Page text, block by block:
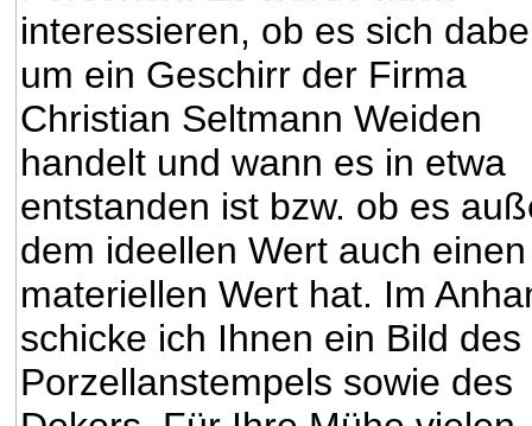
interessieren, ob es sich
um ein Geschirr der Firma
Christian Seltmann Weiden
handelt und wann es in etwa
entstanden ist bzw. ob es
dem ideellen Wert auch einen
materiellen Wert hat. Im
schicke ich Ihnen ein Bild des
Porzellanstempels sowie des